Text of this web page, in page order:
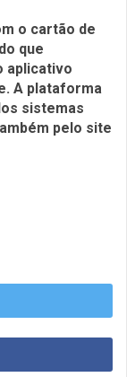
o cartão de
que
aplicativo
A plataforma
sistemas
pelo site